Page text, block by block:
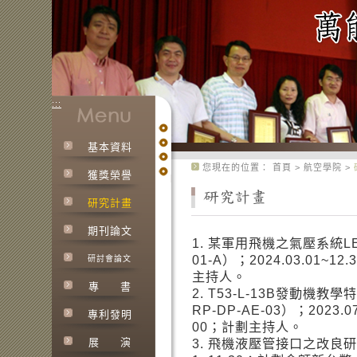
:::
基本資料
獲獎榮譽
研究計畫
期刊論文
研討會論文
專 書
專利發明
展 演
您現在的位置： 首頁 > 航空學院 >
1. 某軍用飛機之氣壓系統
01-A）；
主持人。
2. T53-L-13B發動機教學
RP-DP-AE-03）；
00；計劃主持人。
3. 飛機液壓管接口之改良